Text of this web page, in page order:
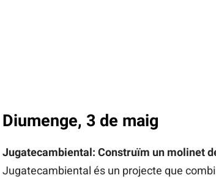
Diumenge, 3 de maig
Jugatecambiental: Construïm un molinet
Jugatecambiental és un projecte que